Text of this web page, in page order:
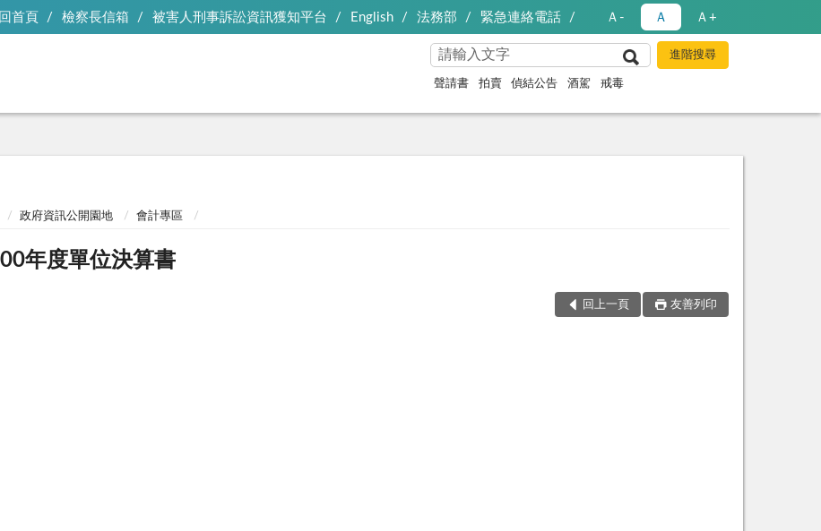
回首頁 檢察長信箱 被害人刑事訴訟資訊獲知平台 English 法務部 緊急連絡電話 Ａ- Ａ Ａ+
聲請書 拍賣 偵結公告 酒駕 戒毒
政府資訊公開園地 會計專區
年度單位決算書
回上一頁 友善列印